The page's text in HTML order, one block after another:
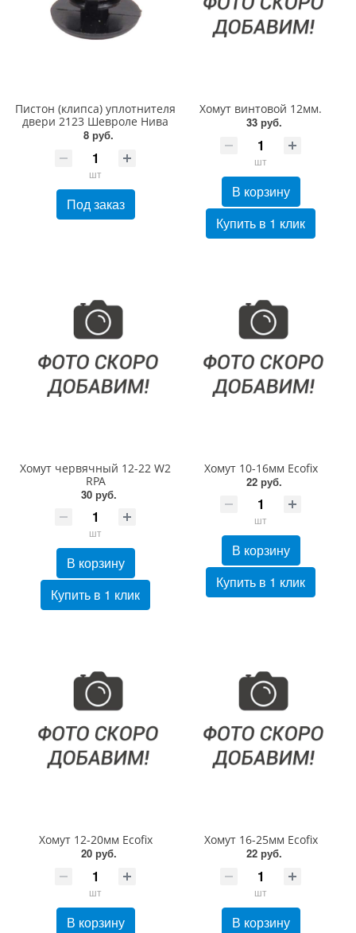
Пистон (клипса) уплотнителя
двери 2123 Шевроле Нива
8 руб.
шт
Под заказ
Хомут винтовой 12мм.
33 руб.
шт
В корзину
Купить в 1 клик
Хомут червячный 12-22 W2
RPA
30 руб.
шт
В корзину
Купить в 1 клик
Хомут 10-16мм Ecofix
22 руб.
шт
В корзину
Купить в 1 клик
Хомут 12-20мм Ecofix
20 руб.
шт
В корзину
Хомут 16-25мм Ecofix
22 руб.
шт
В корзину